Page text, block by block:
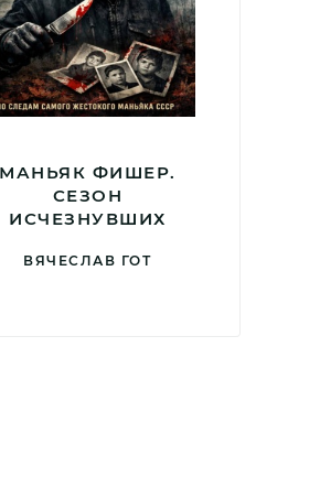
МАНЬЯК ФИШЕР.
СЕЗОН
ИСЧЕЗНУВШИХ
ВЯЧЕСЛАВ ГОТ